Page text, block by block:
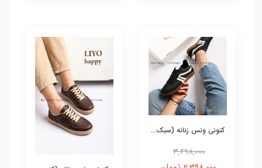
کتونی ونس زنانه (سبک...
3,498,000